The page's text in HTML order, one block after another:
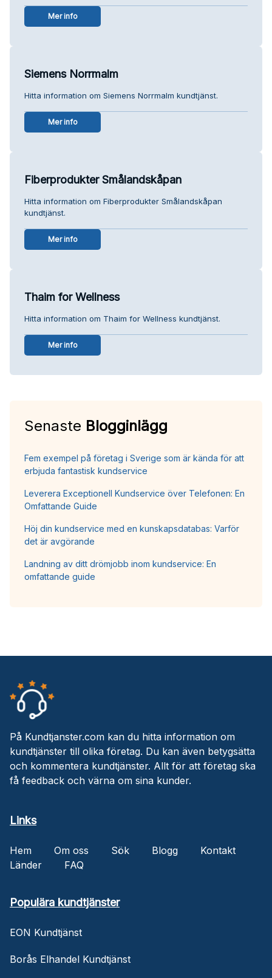
Mer info
Siemens Norrmalm
Hitta information om Siemens Norrmalm kundtjänst.
Mer info
Fiberprodukter Smålandskåpan
Hitta information om Fiberprodukter Smålandskåpan
kundtjänst.
Mer info
Thaim for Wellness
Hitta information om Thaim for Wellness kundtjänst.
Mer info
Senaste Blogginlägg
Fem exempel på företag i Sverige som är kända för att
erbjuda fantastisk kundservice
Leverera Exceptionell Kundservice över Telefonen: En
Omfattande Guide
Höj din kundservice med en kunskapsdatabas: Varför
det är avgörande
Landning av ditt drömjobb inom kundservice: En
omfattande guide
På Kundtjanster.com kan du hitta information om
kundtjänster till olika företag. Du kan även betygsätta
och kommentera kundtjänster. Allt för att företag ska
få feedback och värna om sina kunder.
Links
Hem Om oss Sök Blogg
Kontakt
Länder
FAQ
Populära kundtjänster
EON Kundtjänst
Borås Elhandel Kundtjänst